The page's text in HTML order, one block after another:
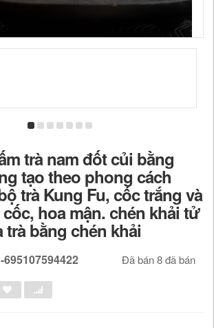
trà nam đốt củi bằng
tạo theo phong cách
trà Kung Fu, cốc trắng và
hoa mận. chén khải tử
trà bằng chén khải
695107594422 Đã bán 8 đã bán